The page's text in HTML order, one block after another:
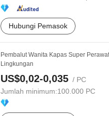
Hubungi Pemasok
Pembalut Wanita Kapas Super
Lingkungan
US$0,02-0,035 / PC
Jumlah minimum:100.000 PC